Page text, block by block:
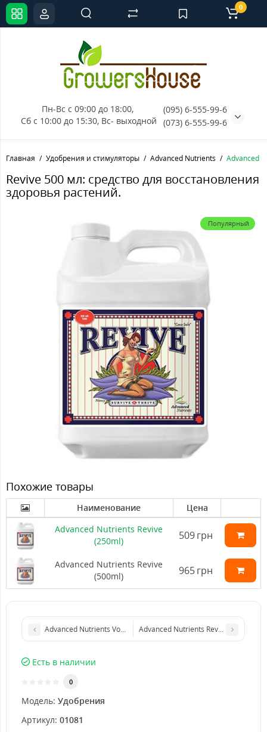
Пн-Вс с 09:00 до 18:00,
Сб с 10:00 до 15:30, Вс- выходной
(095) 6-555-99-6
(073) 6-555-99-6
0
Главная Удобрения и стимуляторы Advanced Nutrients Advanced
Revive 500 мл: средство для восстановления
здоровья растений.
Популярный
Похожие товары
Наименование
Цена
Advanced Nutrients Revive
(250ml)
509грн
Advanced Nutrients Revive
(500ml)
965грн
Advanced Nutrients Voodoo Juice (250ml)Advanced Nutrients Revive (250ml)
Есть в наличии
0
Модель: Удобрения
Артикул: 01081